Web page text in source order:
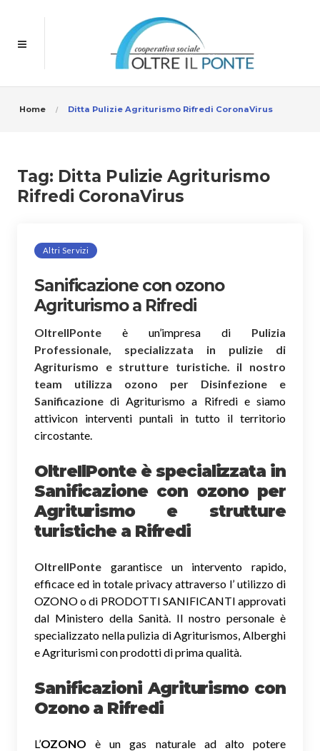
Home Ditta Pulizie Agriturismo Rifredi CoronaVirus
Tag: Ditta Pulizie Agriturismo
Rifredi CoronaVirus
Altri Servizi
Sanificazione con ozono
Agriturismo a Rifredi
OltreIlPonte è un’impresa di Pulizia
Professionale, specializzata in pulizie di
Agriturismo e strutture turistiche. il nostro
team utilizza ozono per Disinfezione e
Sanificazione di Agriturismo a Rifredi e siamo
attivicon interventi puntali in tutto il territorio
circostante.
OltreIlPonte è specializzata in
Sanificazione con ozono per
Agriturismo e strutture
turistiche a Rifredi
OltreIlPonte garantisce un intervento rapido,
efficace ed in totale privacy attraverso l’ utilizzo di
OZONO o di PRODOTTI SANIFICANTI approvati
dal Ministero della Sanità. Il nostro personale è
specializzato nella pulizia di Agriturismos, Alberghi
e Agriturismi con prodotti di prima qualità.
Sanificazioni Agriturismo con
Ozonoa Rifredi
L’OZONO è un gas naturale ad alto potere